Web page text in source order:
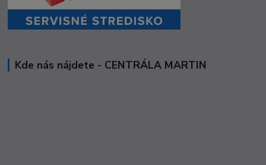
Kde nás nájdete - CENTRÁLA MARTIN